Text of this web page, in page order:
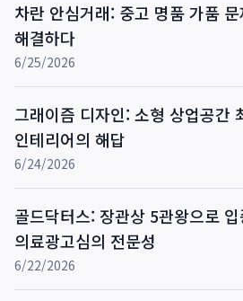
차란 안심거래: 중고 명품 가품
해결하다
6/25/2026
그래이즘 디자인: 소형 상업공간
인테리어의 해답
6/24/2026
골드닥터스: 장관상 5관왕으로
의료광고심의 전문성
6/22/2026